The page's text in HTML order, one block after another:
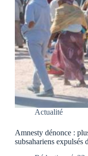
Actualité
Amnesty dénonce :
subsahariens expulsés